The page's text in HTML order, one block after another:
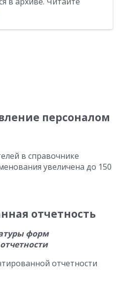
персоналом
в справочнике
увеличена до 150
отчетность
форм
отчетности